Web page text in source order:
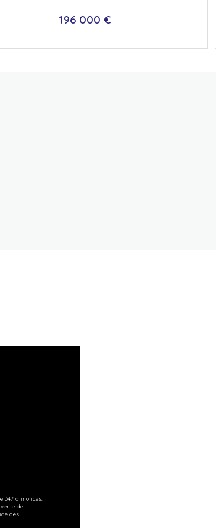
196 000 €
VOIR LE BIEN
347 annonces.
de
des